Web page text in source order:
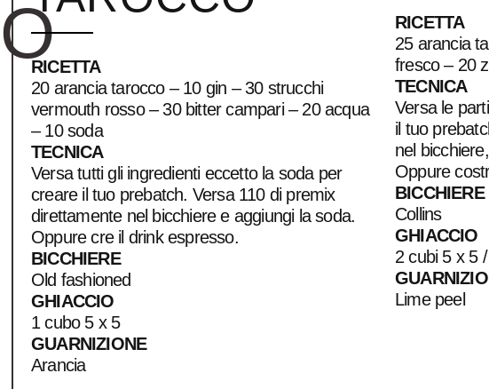
RICETTA
20 arancia tarocco – 10 gin – 30 strucchi
vermouth rosso – 30 bitter campari – 20 acqua
– 10 soda
TECNICA
Versa tutti gli ingredienti eccetto la soda per
creare il tuo prebatch. Versa 110 di premix
direttamente nel bicchiere e aggiungi la soda.
Oppure cre il drink espresso.
BICCHIERE
Old fashioned
GHIACCIO
1 cubo 5 x 5
GUARNIZIONE
Arancia
RICETTA
25 arancia
fresco – 20
TECNICA
Versa le
il tuo
nel
Oppure
BICCHIERE
Collins
GHIACCIO
2 cubi 5 x 5
Lime peel